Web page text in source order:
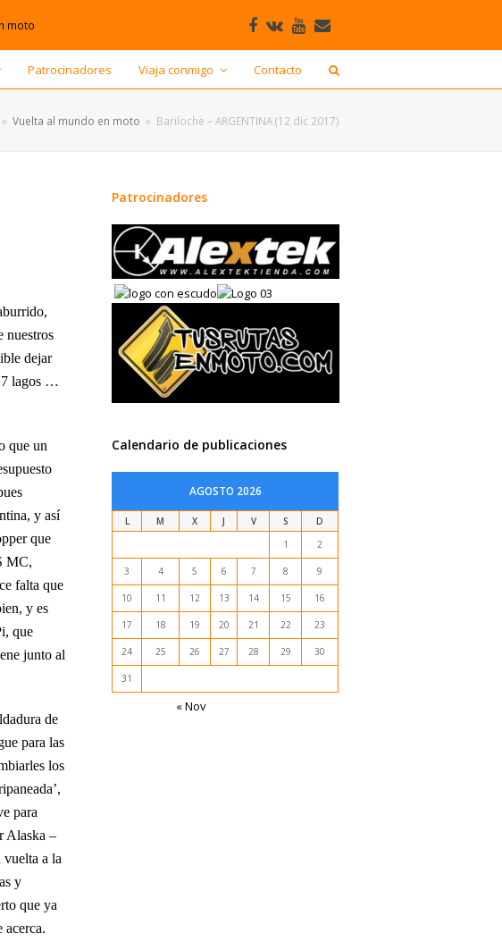
moto Facebook
VK Youtube
electrónico
Patrocinadores Viaja conmigo Contacto
» Vuelta al mundo en moto » Bariloche – ARGENTINA (12 dic 2017)
nuestros
dejar
7 lagos …
que un
y así
que
MC,
falta que
y es
que
junto al
de
para las
los
para
Alaska –
a la
y
que ya
acerca.
Patrocinadores
Calendario de publicaciones
AGOSTO 2026
L M X J V S
D
1
2
3 4 5 6 7 8 9
10 11 12 13 14 15 16
17 18 19 20 21 22 23
24 25 26 27 28 29 30
31
« Nov